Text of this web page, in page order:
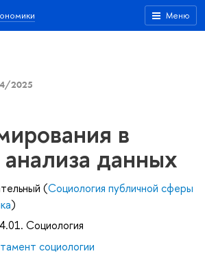
Меню
2025
в
данных
(Социология публичной сферы
)
Социология
социологии